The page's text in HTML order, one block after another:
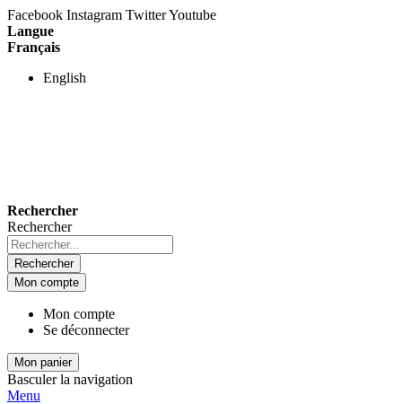
Facebook Instagram TwitterYoutube
Langue
Français
English
Rechercher
Rechercher
Rechercher
Mon compte
Mon compte
Se déconnecter
Mon panier
Basculer la navigation
Menu